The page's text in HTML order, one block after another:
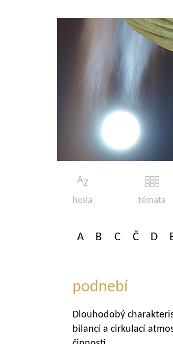
hesla témata
A B C Č D
podnebí
Dlouhodobý
bilancí a cirkulací